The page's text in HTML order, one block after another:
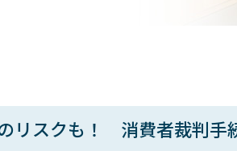
リスクも！ 消費者裁判手